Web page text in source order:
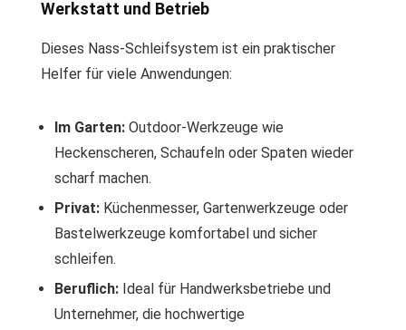
Werkstatt und Betrieb
Dieses Nass-Schleifsystem ist ein praktischer
Helfer für viele Anwendungen:
Im Garten: Outdoor-Werkzeuge wie
Heckenscheren, Schaufeln oder Spaten wieder
scharf machen.
Privat: Küchenmesser, Gartenwerkzeuge oder
Bastelwerkzeuge komfortabel und sicher
schleifen.
Beruflich: Ideal für Handwerksbetriebe und
Unternehmer, die hochwertige